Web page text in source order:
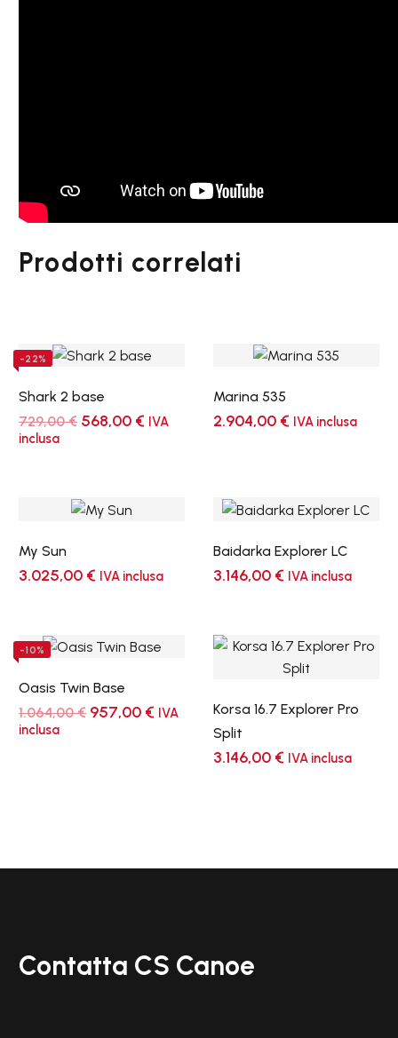
Prodotti correlati
-22%
Shark 2 base
729,00€ Il
568,00 € IlIVA
inclusa
Marina 535
2.904,00 € IVA inclusa
My Sun
3.025,00 € IVA inclusa
Baidarka Explorer LC
3.146,00 € IVA inclusa
-10%
Oasis Twin Base
1.064,00€ Il
957,00 € IlIVA
inclusa
Korsa 16.7 Explorer Pro
Split
3.146,00 € IVA inclusa
Contatta CS Canoe